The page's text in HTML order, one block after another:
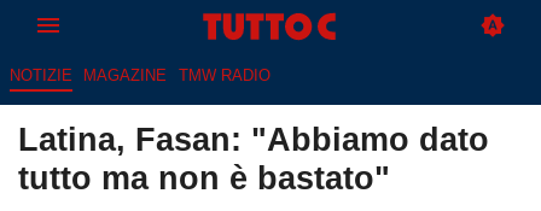
NOTIZIE MAGAZINE TMW RADIO
Latina, Fasan: "Abbiamo dato
tutto ma non è bastato"